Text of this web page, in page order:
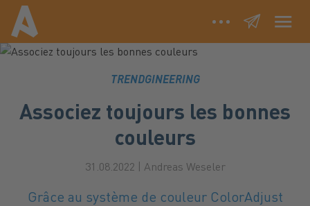
Menu
TRENDGINEERING
DURABILITÉ
NUMERISATION
TRENDGINEERING
Associez toujours les bonnes
couleurs
31.08.2022 | Andreas Weseler
Grâce au système de couleur ColorAdjust